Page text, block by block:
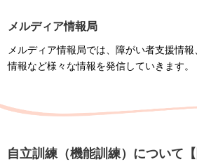
メルディア情報局
メルディア情報局では、障がい者支援情
情報など様々な情報を発信していきます。
自立訓練（機能訓練）について